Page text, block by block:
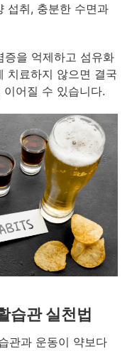
섭취, 충분한 수면과
증을 억제하고 섬유화
치료하지 않으면 결국
어질 수 있습니다.
습관 실천법
관과 운동이 약보다